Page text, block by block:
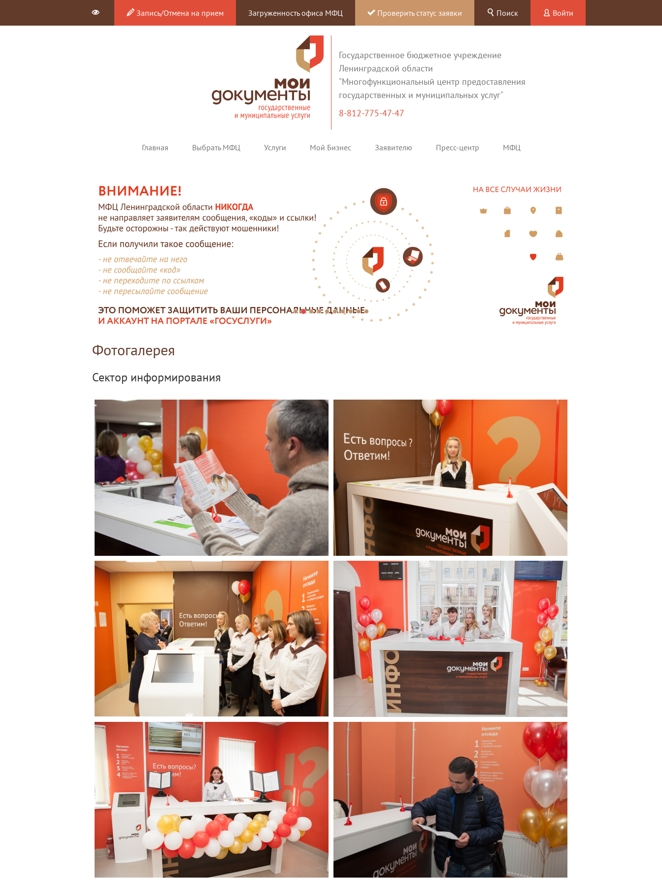
Запись/Отмена на прием Загруженность офиса МФЦ Проверить статус заявки Поиск Войти
Государственное бюджетное учреждение
Ленинградской области
"Многофункциональный центр предоставления
государственных и муниципальных услуг"
8-812-775-47-47
Главная Выбрать МФЦ Услуги Мой Бизнес Заявителю Пресс-центр МФЦ
Фотогалерея
Сектор информирования